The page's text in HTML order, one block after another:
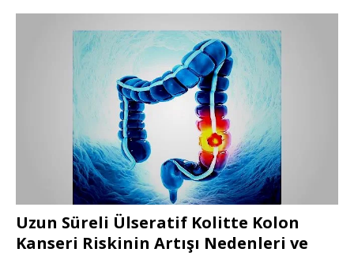
Uzun Süreli Ülseratif Kolitte Kolon
Kanseri Riskinin Artışı Nedenleri ve